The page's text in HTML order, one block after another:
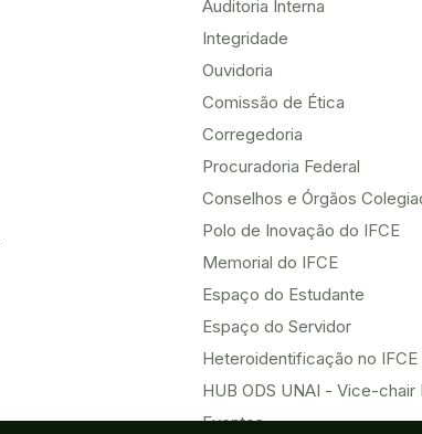
Auditoria Interna
Integridade
Ouvidoria
Comissão de Ética
Corregedoria
Procuradoria Federal
Conselhos e Órgãos
Polo de Inovação do IFCE
Memorial do IFCE
Espaço do Estudante
Espaço do Servidor
Heteroidentificação no IFCE
HUB ODS UNAI - Vice-chair
Eventos